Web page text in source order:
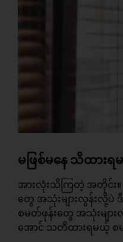
မဖြစ်မနေ သိထားရ
အားလုံးသိကြတဲ့ အတိုင်း။
တွေ အသုံးများလွန်းလို့ပဲ
စမတ်ဖုန်းတွေ အသုံးမျာ
အောင် သတိထားရမယ့် စမ